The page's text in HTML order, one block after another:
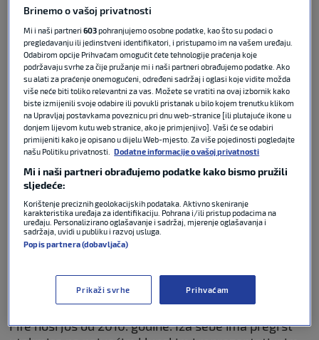
EveryxSecondxMediax via Guliver
Svjetsko prvenstvo za Hrvatsku počinje u srijedu,
17. lipnja, kada će u Dallasu odmjeriti snage s
Engleskom. Ovaj iščekivani dvoboj skupine L na
rasporedu je u 22 sata po hrvatskom vremenu (16
sati po lokalnom), a Fifa je već delegirala suce za
ovu utakmicu prvog kola.
Pravdu na terenu dijelit će ugledni francuski sudac
Clement Turpin
sunarodnjaciNicolas DanosiBenjamin Pages, dok
ulogu četvrtog suca obavlja MeksikankaKatia
Garcia. Njezina sunarodnjakinja
Iskusni 43-godišnji Turpin već je godinama u samom
vrhu Uefine elitne skupine sudaca, a značku s logom
Fife nosi još od 2010. godine. Iza sebe ima pregršt
Brinemo o vašoj privatnosti
Mi i naši partneri603pohranjujemo osobne podatke, kao što su podaci o
pregledavanju ili jedinstveni identifikatori, i pristupamo im na vašem uređaju.
Odabirom opcije Prihvaćam omogućit ćete tehnologije praćenja koje
podržavaju svrhe za čije pružanje mi i naši partneri obrađujemo podatke. Ako
su alati za praćenje onemogućeni, određeni sadržaj i oglasi koje vidite možda
više neće biti toliko relevantni za vas. Možete se vratiti na ovaj izbornik kako
biste izmijenili svoje odabire ili povukli pristanak u bilo kojem trenutku klikom
na Upravljaj postavkama poveznicu pri dnu web-stranice [ili plutajuće ikone u
donjem lijevom kutu web stranice, ako je primjenjivo]. Vaši će se odabiri
primijeniti kako je opisano u dijelu Web-mjesto. Za više pojedinosti pogledajte
našu Politiku privatnosti.
Dodatne informacije o vašoj privatnosti
Mi i naši partneri obrađujemo podatke kako bismo pružili
sljedeće:
Korištenje preciznih geolokacijskih podataka. Aktivno skeniranje
karakteristika uređaja za identifikaciju. Pohrana i/ili pristup podacima na
uređaju. Personalizirano oglašavanje i sadržaj, mjerenje oglašavanja i
sadržaja, uvidi u publiku i razvoj usluga.
Popis partnera (dobavljača)
Prikaži svrhe Prihvaćam